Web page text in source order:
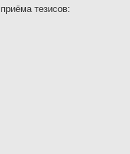
приёма тезисов: